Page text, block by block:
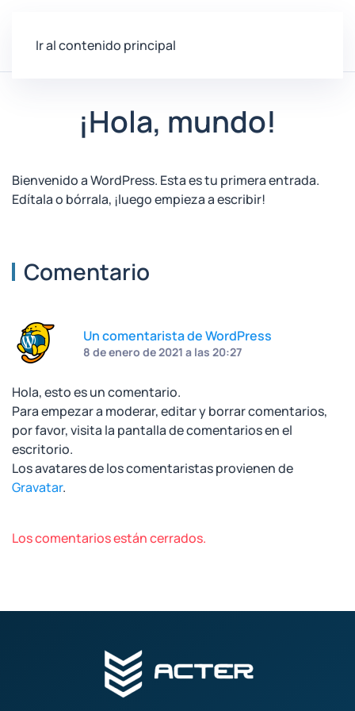
Ir al contenido principal
¡Hola, mundo!
Bienvenido a WordPress. Esta es tu primera entrada.
Edítala o bórrala, ¡luego empieza a escribir!
Comentario
Un comentarista de WordPress
8 de enero de 2021 a las 20:27
Hola, esto es un comentario.
Para empezar a moderar, editar y borrar comentarios,
por favor, visita la pantalla de comentarios en el
escritorio.
Los avatares de los comentaristas provienen de
Gravatar.
Los comentarios están cerrados.